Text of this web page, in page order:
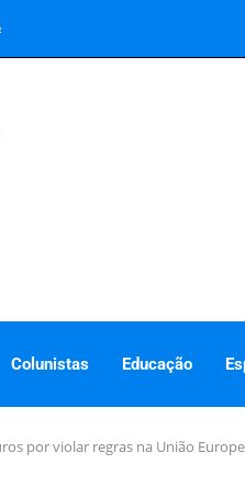
Colunistas Educação
por violar regras na União